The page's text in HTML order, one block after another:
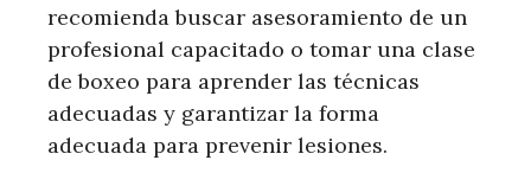
recomienda buscar asesoramiento de un
profesional capacitado o tomar una clase
de boxeo para aprender las técnicas
adecuadas y garantizar la forma
adecuada para prevenir lesiones.